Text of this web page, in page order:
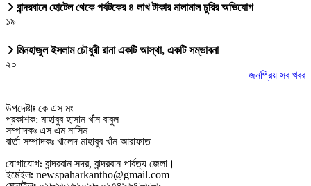
বান্দরবানে হোটেল থেকে পর্যটকের ৪ লাখ টাকার মালামাল চুরির অভিযোগ
১৯
মিনহাজুল ইসলাম চৌধুরী রানা একটি আস্থা, একটি সম্ভাবনা
২০
জনপ্রিয় সব খবর
উপদেষ্টাঃ কে এস মং
প্রকাশক: মাহাবুব হাসান খাঁন বাবুল
সম্পাদকঃ এস এম নাসিম
বার্তা সম্পাদকঃ খালেদ মাহাবুব খাঁন আরাফাত
যোগাযোগঃ বান্দরবান সদর, বান্দরবান পার্বত্য জেলা।
ইমেইলঃ newspaharkantho@gmail.com